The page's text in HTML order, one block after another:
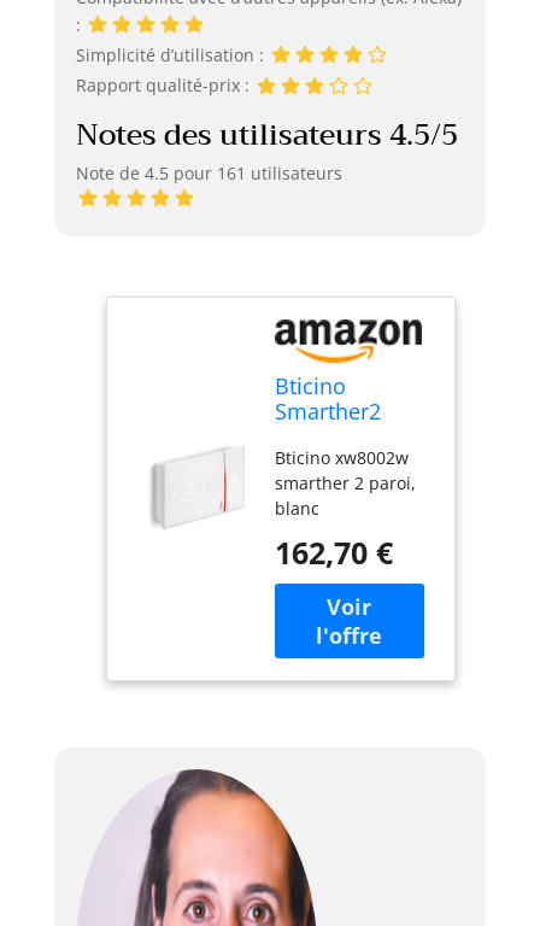
:
Simplicité d’utilisation :
Rapport qualité-prix :
Notes des utilisateurs 4.5/5
Note de 4.5 pour 161 utilisateurs
Bticino
Smarther2
WiFi Intelligent
avec Netatmo
XW8002W,
Mural, Blanc -
Version
Professionnelle
Bticino xw8002w
smarther 2 paroi,
blanc
162,70 €